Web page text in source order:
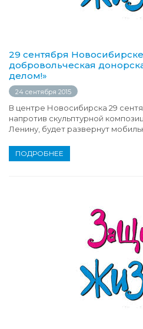
29 сентября
добровольческая
делом!»
24 сентября 2015
В центре Новосибирска 29
напротив скульптурной
Ленину, будет развернут
ПОДРОБНЕЕ